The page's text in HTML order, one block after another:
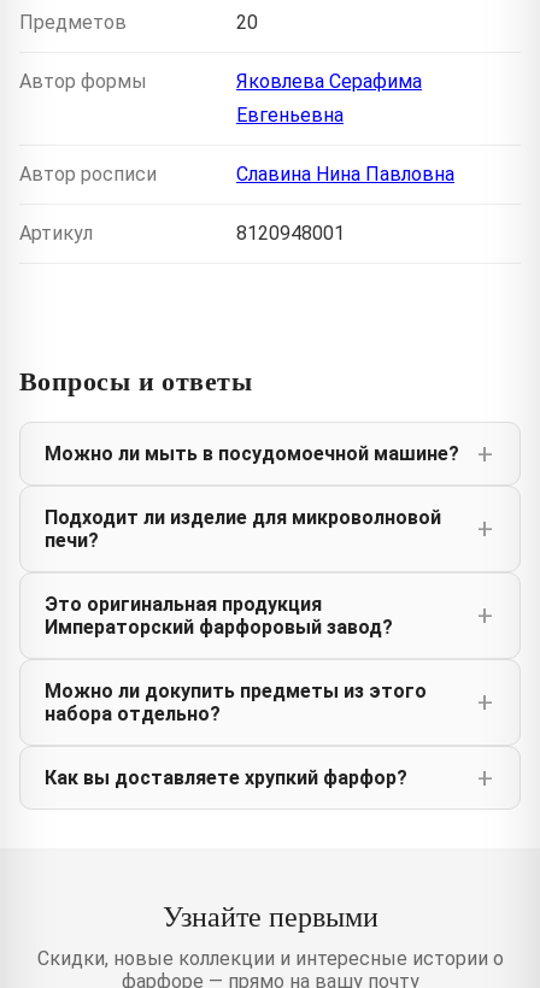
Предметов 20
Автор формы
Яковлева Серафима
Евгеньевна
Автор росписи Славина Нина Павловна
Артикул 8120948001
Вопросы и ответы
Можно ли мыть в посудомоечной машине?
Подходит ли изделие для микроволновой
печи?
Это оригинальная продукция
Императорский фарфоровый завод?
Можно ли докупить предметы из этого
набора отдельно?
Как вы доставляете хрупкий фарфор?
Узнайте первыми
Скидки, новые коллекции и интересные истории о
фарфоре — прямо на вашу почту